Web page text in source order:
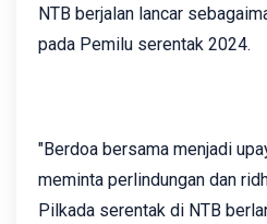
NTB berjalan lancar
pada Pemilu serentak 2024.
"Berdoa bersama menjadi
meminta perlindungan dan
Pilkada serentak di NTB